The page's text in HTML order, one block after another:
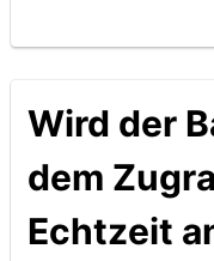
Wird der
dem
Echtzeit